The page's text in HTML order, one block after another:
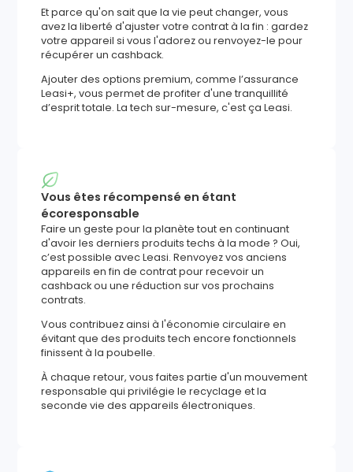
Et parce qu'on sait que la vie peut changer, vous
avez la liberté d'ajuster votre contrat à la fin : gardez
votre appareil si vous l'adorez ou renvoyez-le pour
récupérer un cashback.
Ajouter des options premium, comme l’assurance
Leasi+, vous permet de profiter d'une tranquillité
d’esprit totale. La tech sur-mesure, c'est ça Leasi.
Vous êtes récompensé en étant
écoresponsable
Faire un geste pour la planète tout en continuant
d'avoir les derniers produits techs à la mode ? Oui,
c’est possible avec Leasi. Renvoyez vos anciens
appareils en fin de contrat pour recevoir un
cashback ou une réduction sur vos prochains
contrats.
Vous contribuez ainsi à l'économie circulaire en
évitant que des produits tech encore fonctionnels
finissent à la poubelle.
À chaque retour, vous faites partie d'un mouvement
responsable qui privilégie le recyclage et la
seconde vie des appareils électroniques.